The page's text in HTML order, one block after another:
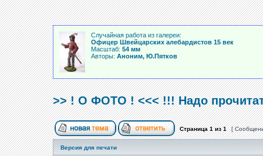
Случайная работа из галереи:
Офицер Швейцарских алебардистов 15 век
Масштаб: 54 мм
Авторы: Аноним, Ю.Пятков
>> ! О ФОТО ! <<< !!! Надо
Страница1из1 [
Версия для печати